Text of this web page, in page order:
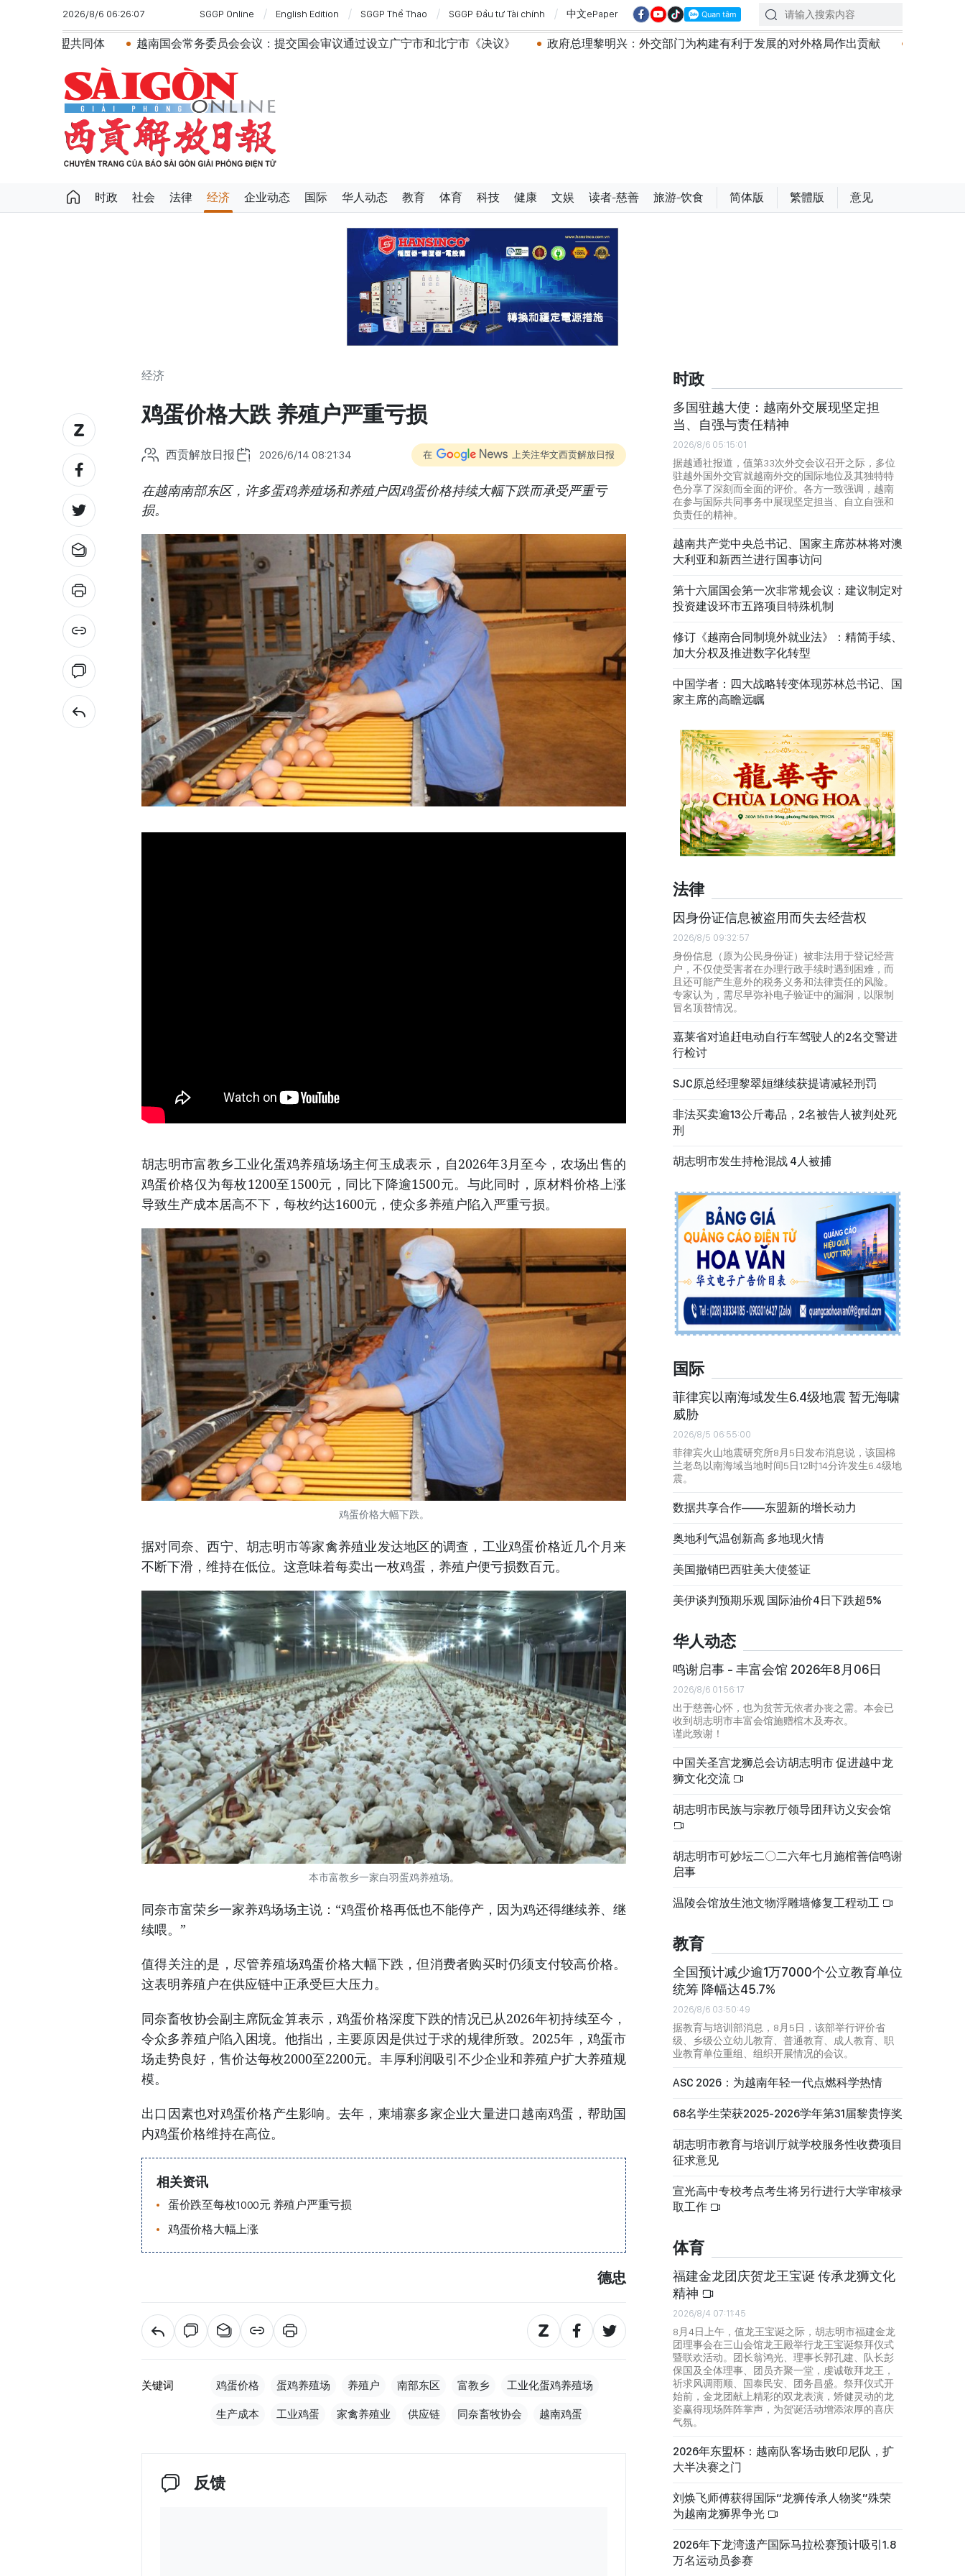
2026/8/6 06:26:07 SGGP Online English Edition SGGP Thể Thao SGGP Đầu tư Tài chính 中文ePaper
越南国会常务委员会会议：提交国会审议通过设立广宁市和北宁市《决议》 政府总理黎明兴：外交部门为构建有利于发展的对外格局作出贡献 越南第十六届国会第一次非常规会
时政 社会 法律 经济 企业动态 国际 华人动态 教育 体育 科技 健康 文娱 读者-慈善 旅游-饮食 简体版 繁體版 意见
经济
鸡蛋价格大跌 养殖户严重亏损
西贡解放日报 2026/6/14 08:21:34 在 上关注华文西贡解放日报
在越南南部东区，许多蛋鸡养殖场和养殖户因鸡蛋价格持续大幅下跌而承受严重亏
损。
胡志明市富教乡工业化蛋鸡养殖场场主何玉成表示，自2026年3月至今，农场出售的
鸡蛋价格仅为每枚1200至1500元，同比下降逾1500元。与此同时，原材料价格上涨
导致生产成本居高不下，每枚约达1600元，使众多养殖户陷入严重亏损。
鸡蛋价格大幅下跌。
据对同奈、西宁、胡志明市等家禽养殖业发达地区的调查，工业鸡蛋价格近几个月来
不断下滑，维持在低位。这意味着每卖出一枚鸡蛋，养殖户便亏损数百元。
本市 富教乡一家白羽蛋鸡养殖场。
同奈市富荣乡一家养鸡场场主说：“鸡蛋价格再低也不能停产，因为鸡还得继续养、继
续喂。”
值得关注的是，尽管养殖场鸡蛋价格大幅下跌，但消费者购买时仍须支付较高价格。
这表明养殖户在供应链中正承受巨大压力。
同奈畜牧协会副主席阮金算表示，鸡蛋价格深度下跌的情况已从2026年初持续至今，
令众多养殖户陷入困境。他指出，主要原因是供过于求的规律所致。2025年，鸡蛋市
场走势良好，售价达每枚2000至2200元。丰厚利润吸引不少企业和养殖户扩大养殖规
模。
出口因素也对鸡蛋价格产生影响。去年，柬埔寨多家企业大量进口越南鸡蛋，帮助国
内鸡蛋价格维持在高位。
相关资讯
蛋价跌至每枚1000元 养殖户严重亏损
鸡蛋价格大幅上涨
德忠
关键词 鸡蛋价格 蛋鸡养殖场 养殖户 南部东区 富教乡 工业化蛋鸡养殖场
生产成本 工业鸡蛋 家禽养殖业 供应链 同奈畜牧协会 越南鸡蛋
反馈
时政
多国驻越大使：越南外交展现坚定担
当、自强与责任精神
2026/8/6 05:15:01
据越通社报道，值第33次外交会议召开之际，多位
驻越外国外交官就越南外交的国际地位及其独特特
色分享了深刻而全面的评价。各方一致强调，越南
在参与国际共同事务中展现坚定担当、自立自强和
负责任的精神。
越南共产党中央总书记、国家主席苏林将对澳
大利亚和新西兰进行国事访问
第十六届国会第一次非常规会议：建议制定对
投资建设环市五路项目特殊机制
修订《越南合同制境外就业法》：精简手续、
加大分权及推进数字化转型
中国学者：四大战略转变体现苏林总书记、国
家主席的高瞻远瞩
法律
因身份证信息被盗用而失去经营权
2026/8/5 09:32:57
身份信息（原为公民身份证）被非法用于登记经营
户，不仅使受害者在办理行政手续时遇到困难，而
且还可能产生意外的税务义务和法律责任的风险。
专家认为，需尽早弥补电子验证中的漏洞，以限制
冒名顶替情况。
嘉莱省对追赶电动自行车驾驶人的2名交警进
行检讨
SJC原总经理黎翠姮继续获提请减轻刑罚
非法买卖逾13公斤毒品，2名被告人被判处死
刑
胡志明市发生持枪混战 4人被捕
国际
菲律宾以南海域发生6.4级地震 暂无海啸
威胁
2026/8/5 06:55:00
菲律宾火山地震研究所8月5日发布消息说，该国棉
兰老岛以南海域当地时间5日12时14分许发生6.4级地
震。
数据共享合作——东盟新的增长动力
奥地利气温创新高 多地现火情
美国撤销巴西驻美大使签证
美伊谈判预期乐观 国际油价4日下跌超5%
华人动态
鸣谢启事 - 丰富会馆 2026年8月06日
2026/8/6 01:56:17
出于慈善心怀，也为贫苦无依者办丧之需。本会已
收到胡志明市丰富会馆施赠棺木及寿衣。
谨此致谢！
中国关圣宫龙狮总会访胡志明市 促进越中龙
狮文化交流
胡志明市民族与宗教厅领导团拜访义安会馆
胡志明市可妙坛二〇二六年七月施棺善信鸣谢
启事
温陵会馆放生池文物浮雕墙修复工程动工
教育
全国预计减少逾1万7000个公立教育单位
统筹 降幅达45.7%
2026/8/6 03:50:49
据教育与培训部消息，8月5日，该部举行评价省
级、乡级公立幼儿教育、普通教育、成人教育、职
业教育单位重组、组织开展情况的会议。
ASC 2026：为越南年轻一代点燃科学热情
68名学生荣获2025-2026学年第31届黎贵惇奖
胡志明市教育与培训厅就学校服务性收费项目
征求意见
宣光高中专校考点考生将另行进行大学审核录
取工作
体育
福建金龙团庆贺龙王宝诞 传承龙狮文化
精神
2026/8/4 07:11:45
8月4日上午，值龙王宝诞之际，胡志明市福建金龙
团理事会在三山会馆龙王殿举行龙王宝诞祭拜仪式
暨联欢活动。团长翁鸿光、理事长郭孔建、队长彭
保国及全体理事、团员齐聚一堂，虔诚敬拜龙王，
祈求风调雨顺、国泰民安、团务昌盛。祭拜仪式开
始前，金龙团献上精彩的双龙表演，矫健灵动的龙
姿赢得现场阵阵掌声，为贺诞活动增添浓厚的喜庆
气氛。
2026年东盟杯：越南队客场击败印尼队，扩
大半决赛之门
刘焕飞师傅获得国际“龙狮传承人物奖”殊荣
为越南龙狮界争光
2026年下龙湾遗产国际马拉松赛预计吸引1.8
万名运动员参赛